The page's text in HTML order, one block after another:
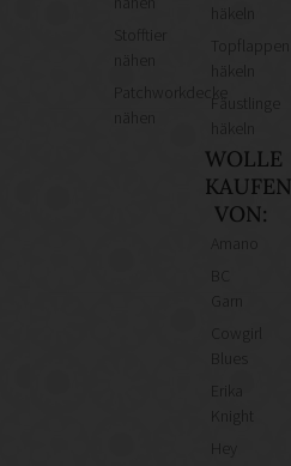
Stofftier
Patchworkdecke
häkeln
Topflappen
häkeln
Fäustlinge
häkeln
WOLLE
KAUFEN
VON:
Cowgirl
Knight